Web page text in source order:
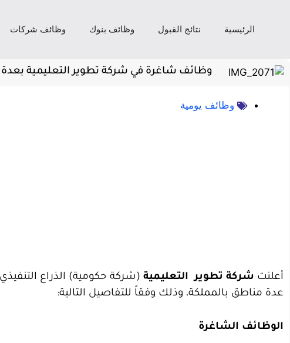
الرئيسية نتائج القبول وظائف بنوك وظائف شركات
وظائف شاغرة في شركة تطوير التعليمية
وظائف يومية
أعلنت شركة تطوير التعليمية (شركة حكومية) الذراع
عدة مناطق بالمملكة، وذلك وفقاً للتفاصيل التالية:
الوظائف الشاغرة